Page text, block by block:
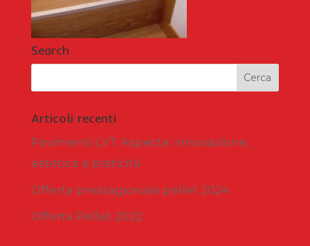
Search
Articoli recenti
Pavimenti LVT Aspecta: innovazione,
estetica e praticità
Offerta prestagionale pellet 2024
Offerta Pellet 2022